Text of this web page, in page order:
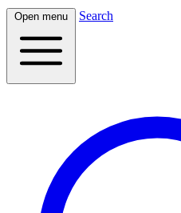
Open menu Search